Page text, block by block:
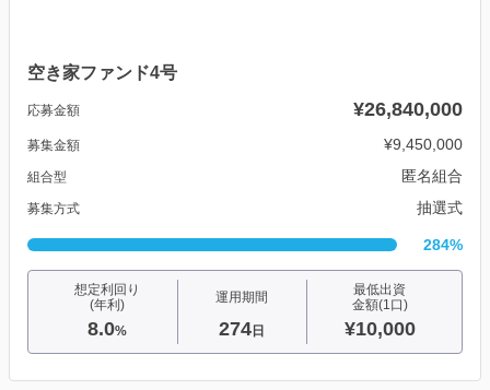
空き家ファンド4号
応募金額 ¥26,840,000
募集金額 ¥9,450,000
組合型 匿名組合
募集方式 抽選式
284%
想定利回り
(年利)
8.0%
運用期間
274 日
最低出資
金額(1口)
¥10,000